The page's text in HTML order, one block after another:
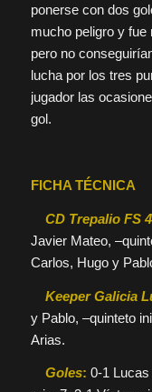
ponerse con dos
mucho peligro y
pero no
lucha por los tres
jugador las
gol.
FICHA TÉCNICA
CD Trepalio FS
Javier Mateo,
Carlos, Hugo y
Keeper Galicia
y Pablo, –quinteto
Arias.
Goles: 0-1